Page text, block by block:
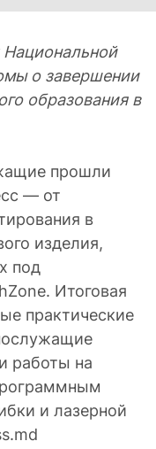
о завершении
образования в
прошли
— от
в
изделия,
под
Итоговая
практические
работы на
и лазерной